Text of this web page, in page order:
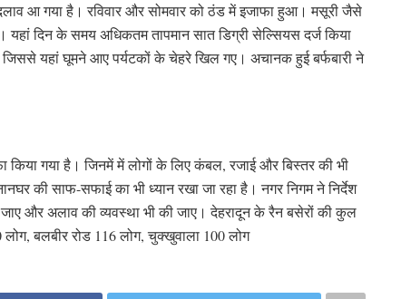
आ गया है। रविवार और सोमवार को ठंड में इजाफा हुआ। मसूरी जैसे
दिन के समय अधिकतम तापमान सात डिग्री सेल्सियस दर्ज किया
यहां घूमने आए पर्यटकों के चेहरे खिल गए। अचानक हुई बर्फबारी ने
गया है। जिनमें में लोगों के लिए कंबल, रजाई और बिस्तर की भी
की साफ-सफाई का भी ध्यान रखा जा रहा है। नगर निगम ने निर्देश
जाए और अलाव की व्यवस्था भी की जाए। देहरादून के रैन बसेरों की कुल
लोग, बलबीर रोड 116 लोग, चुक्खुवाला 100 लोग